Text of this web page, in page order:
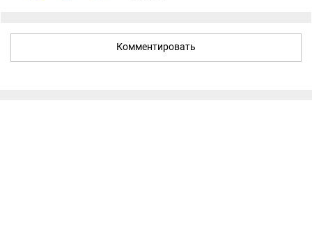
Комментировать